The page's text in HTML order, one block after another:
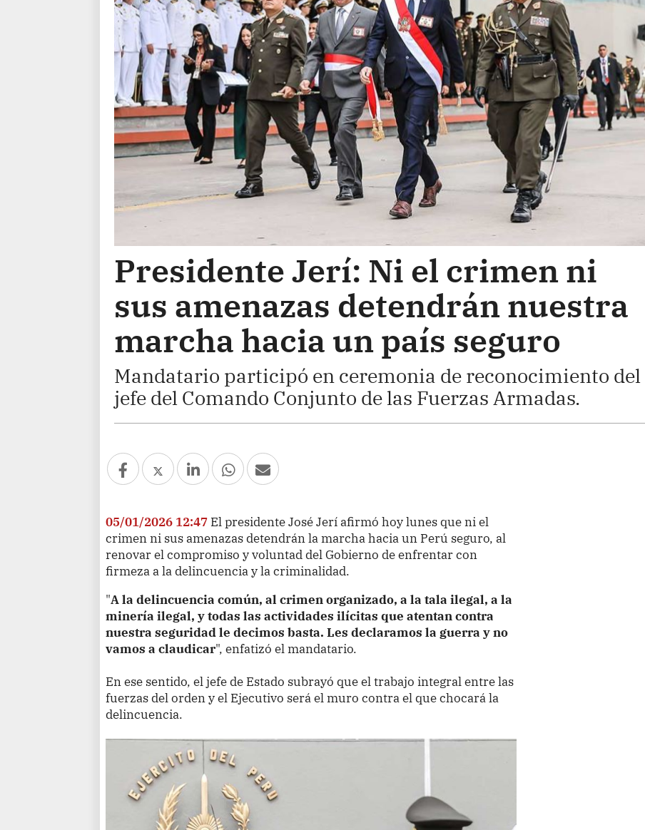
Presidente Jerí: Ni el crimen ni
sus amenazas detendrán nuestra
marcha hacia un país seguro
Mandatario participó en ceremonia de reconocimiento del
jefe del Comando Conjunto de las Fuerzas Armadas.
05/01/2026 12:47 El presidente José Jerí afirmó hoy lunes que ni el
crimen ni sus amenazas detendrán la marcha hacia un Perú seguro, al
renovar el compromiso y voluntad del Gobierno de enfrentar con
firmeza a la delincuencia y la criminalidad.
"A la delincuencia común, al crimen organizado, a la tala ilegal, a la
minería ilegal, y todas las actividades ilícitas que atentan contra
nuestra seguridad le decimos basta. Les declaramos la guerra y no
vamos a claudicar", enfatizó el mandatario.
En ese sentido, el jefe de Estado subrayó que el trabajo integral entre las
fuerzas del orden y el Ejecutivo será el muro contra el que chocará la
delincuencia.